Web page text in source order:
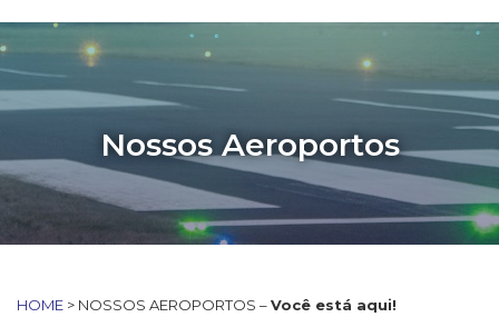
Nossos Aeroportos
HOME > NOSSOS AEROPORTOS –Você está aqui!